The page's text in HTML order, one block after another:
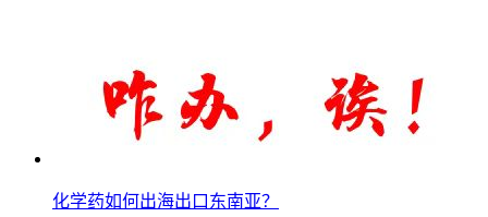
化学药如何出海出口东南亚？